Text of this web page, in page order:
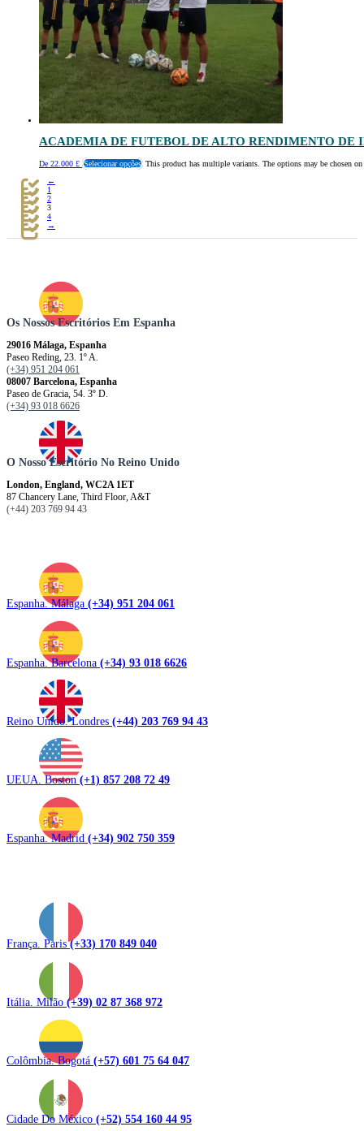
ACADEMIA DE FUTEBOL DE ALTO RENDIMENTO DE
De 22.000 £ Selecionar opções This product has multiple variants. The options may be chosen on
←
1
2
3
4
→
Os Nossos Escritórios Em Espanha
29016 Málaga, Espanha
Paseo Reding, 23. 1º A.
(+34) 951 204 061
08007 Barcelona, ​​​​​Espanha
Paseo de Gracia, 54. 3º D.
(+34) 93 018 6626
O Nosso Escritório No Reino Unido
London, England, WC2A 1ET
87 Chancery Lane, Third Floor, A&T
(+44) 203 769 94 43
Espanha. Málaga (+34) 951 204 061
Espanha. Barcelona (+34) 93 018 6626
Reino Unido. Londres (+44) 203 769 94 43
UEUA. Boston(+1) 857 208 72 49
Espanha. Madrid (+34) 902 750 359
França. Paris(+33) 170 849 040
Itália. Milão (+39) 02 87 368 972
Colômbia. Bogotá (+57) 601 75 64 047
Cidade Do México (+52) 554 160 44 95